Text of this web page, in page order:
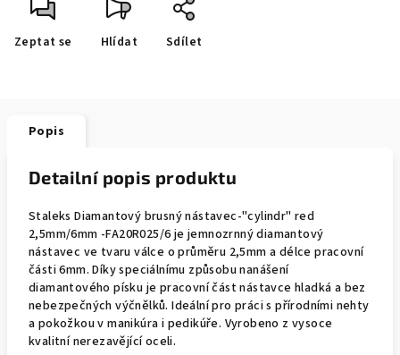
Zeptat se Hlídat Sdílet
Popis
Detailní popis produktu
Staleks Diamantový brusný nástavec-"cylindr" red
2,5mm/6mm -FA20R025/6 je jemnozrnný diamantový
nástavec ve tvaru válce o průměru 2,5mm a délce pracovní
části 6mm. Díky speciálnímu způsobu nanášení
diamantového písku je pracovní část nástavce hladká a bez
nebezpečných výčnělků. Ideální pro práci s přírodními nehty
a pokožkou v manikúra i pedikúře. Vyrobeno z vysoce
kvalitní nerezavějící oceli.